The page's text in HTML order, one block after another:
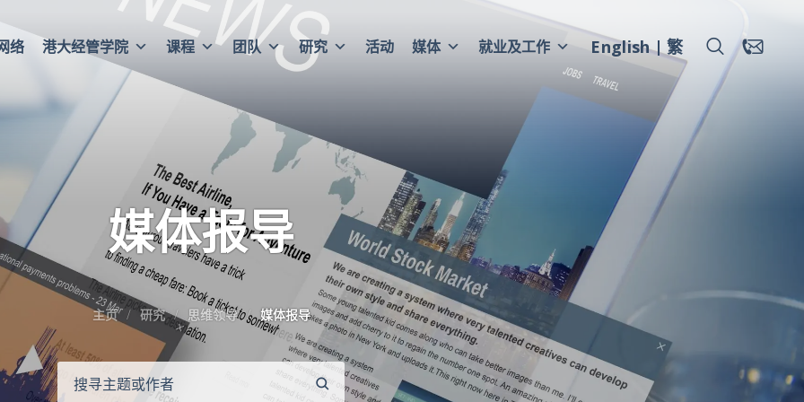
络 港大经管学院 课程 团队 研究 活动 媒体 就业及工作 English 繁
媒体报导
主页 研究 思维领导 媒体报导
搜